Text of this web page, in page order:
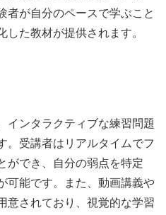
者が自分のペースで学ぶこと
た教材が提供されます。
インタラクティブな練習問題
。受講者はリアルタイムでフ
ができ、自分の弱点を特定
可能です。また、動画講義や
意されており、視覚的な学習